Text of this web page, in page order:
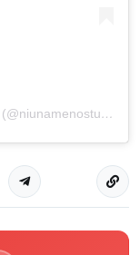
A post shared by Ni Una Menos Tucumán (@niunamenostucuman)